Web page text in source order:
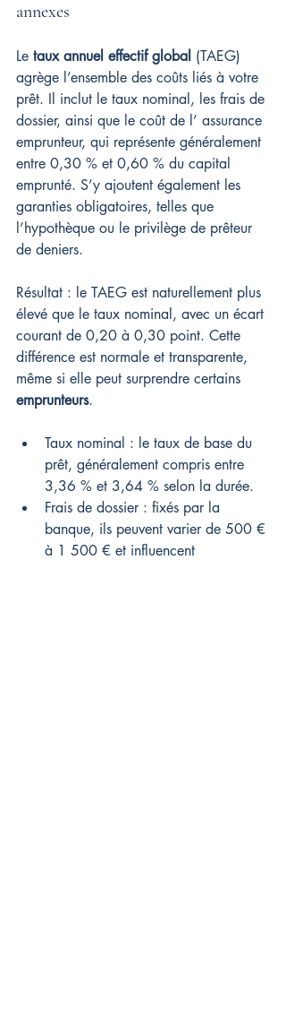
annexes
Le taux annuel effectif global (TAEG)
agrège l’ensemble des coûts liés à votre
prêt. Il inclut le taux nominal, les frais de
dossier, ainsi que le coût de l’ assurance
emprunteur, qui représente généralement
entre 0,30 % et 0,60 % du capital
emprunté. S’y ajoutent également les
garanties obligatoires, telles que
l’hypothèque ou le privilège de prêteur
de deniers.
Résultat : le TAEG est naturellement plus
élevé que le taux nominal, avec un écart
courant de 0,20 à 0,30 point. Cette
différence est normale et transparente,
même si elle peut surprendre certains
emprunteurs.
Taux nominal : le taux de base du
prêt, généralement compris entre
3,36 % et 3,64 % selon la durée.
Frais de dossier : fixés par la
banque, ils peuvent varier de 500 €
à 1 500 € et influencent